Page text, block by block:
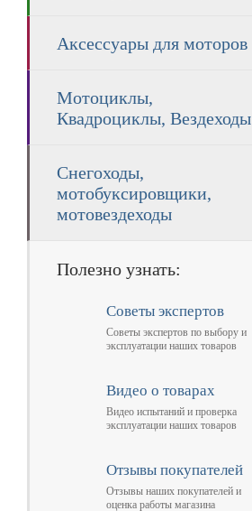
Аксессуары для моторов
Мотоциклы,
Квадроциклы, Вездеходы
Снегоходы,
мотобуксировщики,
мотовездеходы
Полезно узнать:
Советы экспертов
Советы экспертов по выбору и
эксплуатации наших товаров
Видео о товарах
Видео испытаний и проверка
эксплуатации наших товаров
Отзывы покупателей
Отзывы наших покупателей и
оценка работы магазина